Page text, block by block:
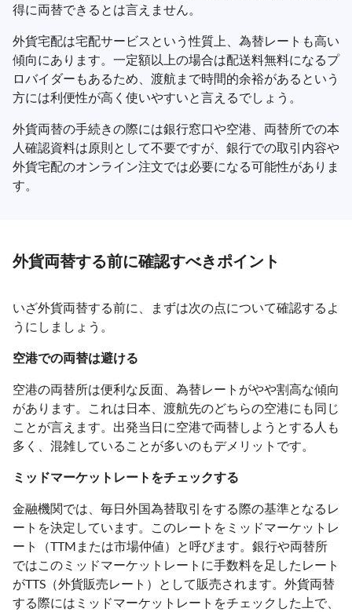
得に両替できるとは言えません。
外貨宅配は宅配サービスという性質上、為替レートも高い
傾向にあります。一定額以上の場合は配送料無料になるプ
ロバイダーもあるため、渡航まで時間的余裕があるという
方には利便性が高く使いやすいと言えるでしょう。
外貨両替の手続きの際には銀行窓口や空港、両替所での本
人確認資料は原則として不要ですが、銀行での取引内容や
外貨宅配のオンライン注文では必要になる可能性がありま
す。
外貨両替する前に確認すべきポイント
いざ外貨両替する前に、まずは次の点について確認するよ
うにしましょう。
空港での両替は避ける
空港の両替所は便利な反面、為替レートがやや割高な傾向
があります。これは日本、渡航先のどちらの空港にも同じ
ことが言えます。出発当日に空港で両替しようとする人も
多く、混雑していることが多いのもデメリットです。
ミッドマーケットレートをチェックする
金融機関では、毎日外国為替取引をする際の基準となるレ
ートを決定しています。このレートをミッドマーケットレ
ート（TTMまたは市場仲値）と呼びます。銀行や両替所
ではこのミッドマーケットレートに手数料を足したレート
がTTS（外貨販売レート）として販売されます。外貨両替
する際にはミッドマーケットレートをチェックした上で、